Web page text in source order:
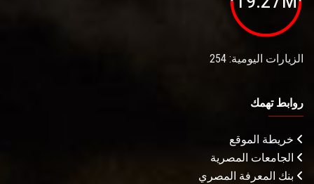
الزيارات اليومية: 254
روابط تهمك
خريطة الموقع
الجامعات المصرية
بنك المعرفة المصري